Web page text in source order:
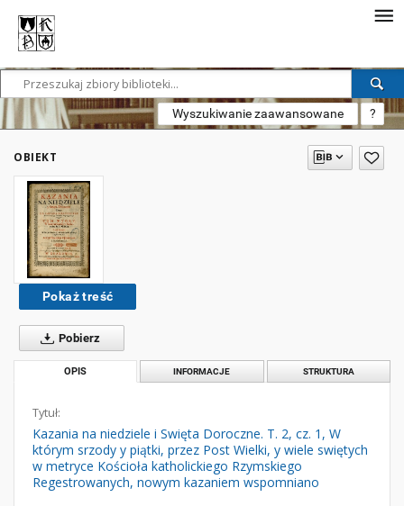
Wyszukiwanie zaawansowane ?
OBIEKT
Pokaż treść
Pobierz
OPIS INFORMACJE STRUKTURA
Tytuł:
Kazania na niedziele i Swięta Doroczne. T. 2, cz. 1, W
którym srzody y piątki, przez Post Wielki, y wiele swiętych
w metryce Kościoła katholickiego Rzymskiego
Regestrowanych, nowym kazaniem wspomniano